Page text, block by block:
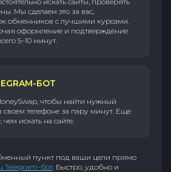
Мы сделаем это за вас,
обменников с лучшими курсами.
оформление и подтверждение
5–10 минут.
БОТ
чтобы найти нужный
телефоне за пару минут. Еще
искать на сайте.
пункт под ваши цели прямо
Telegram-бот. Быстро, удобно и